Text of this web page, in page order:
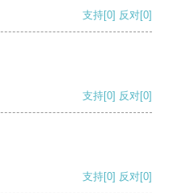
支持[0] 反对[0]
支持[0] 反对[0]
支持[0] 反对[0]